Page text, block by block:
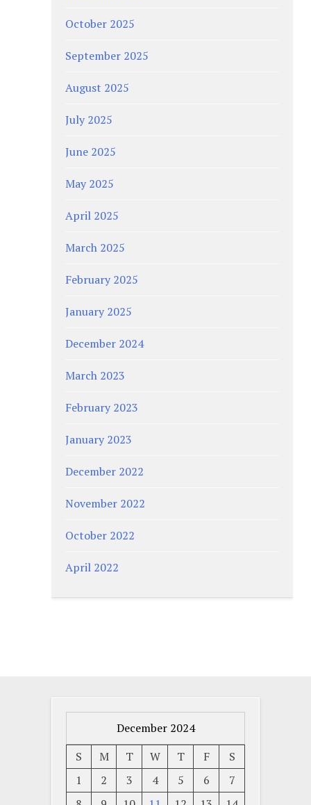
October 2025
September 2025
August 2025
July 2025
June 2025
May 2025
April 2025
March 2025
February 2025
January 2025
December 2024
March 2023
February 2023
January 2023
December 2022
November 2022
October 2022
April 2022
December 2024
S
M T W T F
S
1
2 3 4 5 6
7